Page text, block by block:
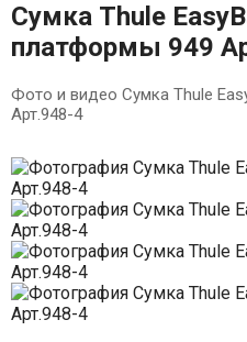
Сумка Thule
платформы 949
Фото и видео Сумка Thule
Арт.948-4